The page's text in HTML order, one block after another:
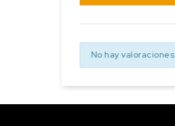
No hay valoraciones